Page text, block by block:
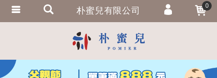
朴蜜兒有限公司 0
會員登入
會員註冊
忘記密碼
繁體中文